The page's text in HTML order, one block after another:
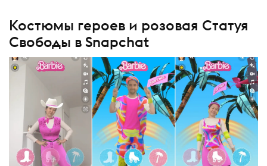
Костюмы героев и розовая Статуя
Свободы в Snapchat